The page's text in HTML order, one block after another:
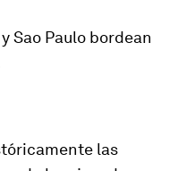
Sao Paulo bordean
las